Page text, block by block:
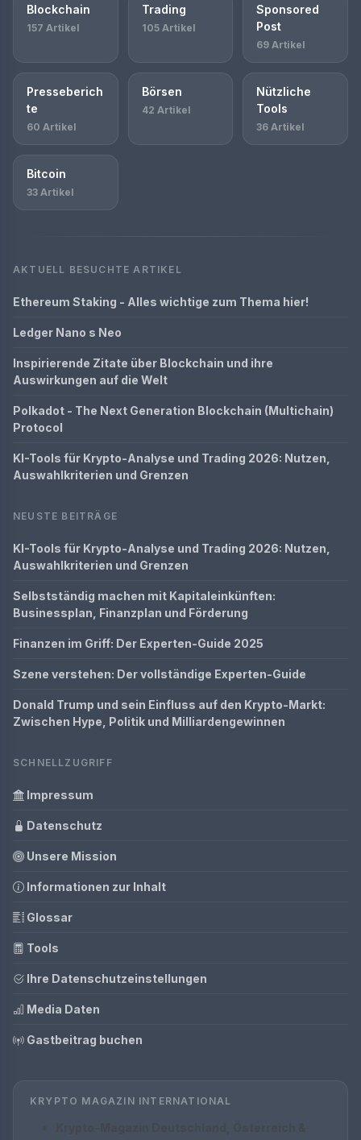
Blockchain
157 Artikel
Trading
105 Artikel
Sponsored
Post
69 Artikel
Presseberich
te
60 Artikel
Börsen
42 Artikel
Nützliche
Tools
36 Artikel
Bitcoin
33 Artikel
AKTUELL BESUCHTE ARTIKEL
Ethereum Staking - Alles wichtige zum Thema hier!
Ledger Nano s Neo
Inspirierende Zitate über Blockchain und ihre
Auswirkungen auf die Welt
Polkadot - The Next Generation Blockchain (Multichain)
Protocol
KI-Tools für Krypto-Analyse und Trading 2026: Nutzen,
Auswahlkriterien und Grenzen
NEUSTE BEITRÄGE
KI-Tools für Krypto-Analyse und Trading 2026: Nutzen,
Auswahlkriterien und Grenzen
Selbstständig machen mit Kapitaleinkünften:
Businessplan, Finanzplan und Förderung
Finanzen im Griff: Der Experten-Guide 2025
Szene verstehen: Der vollständige Experten-Guide
Donald Trump und sein Einfluss auf den Krypto-Markt:
Zwischen Hype, Politik und Milliardengewinnen
SCHNELLZUGRIFF
Impressum
Datenschutz
Unsere Mission
Informationen zur Inhalt
Glossar
Tools
Ihre Datenschutzeinstellungen
Media Daten
Gastbeitrag buchen
KRYPTO MAGAZIN INTERNATIONAL